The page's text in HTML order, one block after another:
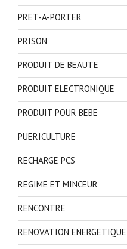
PRET-A-PORTER
PRISON
PRODUIT DE BEAUTE
PRODUIT ELECTRONIQUE
PRODUIT POUR BEBE
PUERICULTURE
RECHARGE PCS
REGIME ET MINCEUR
RENCONTRE
RENOVATION ENERGETIQUE